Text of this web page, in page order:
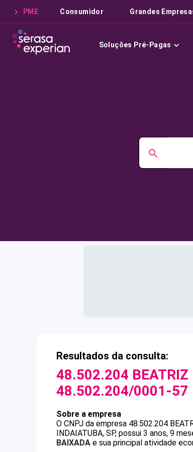
PME Consumidor Grandes
Soluções Pré-Pagas
Resultados da consulta:
48.502.204 BEATRIZ
48.502.204/0001-57
Sobre a empresa
O CNPJ da empresa 48.502.204
INDAIATUBA, SP, possui 3 anos, 9
BAIXADA e sua principal atividade